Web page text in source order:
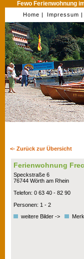
Fewo Ferienwohnung
Home | Impressum |
<- Zurück zur Übersicht
Ferienwohnung
Speckstraße 6
76744 Wörth am Rhein
Telefon: 0 63 40 - 82 90
Personen: 1 - 2
weitere Bilder ->